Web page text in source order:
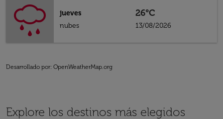
jueves
nubes
26°C
13/08/2026
Desarrollado por: OpenWeatherMap.org
Explore los destinos más elegidos